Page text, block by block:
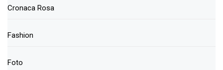
Cronaca Rosa
Fashion
Foto